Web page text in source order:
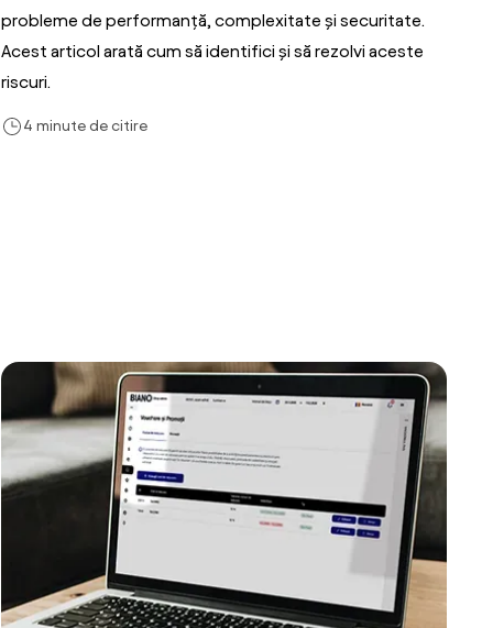
probleme de performanță, complexitate și securitate.
Acest articol arată cum să identifici și să rezolvi aceste
riscuri.
4 minute de citire